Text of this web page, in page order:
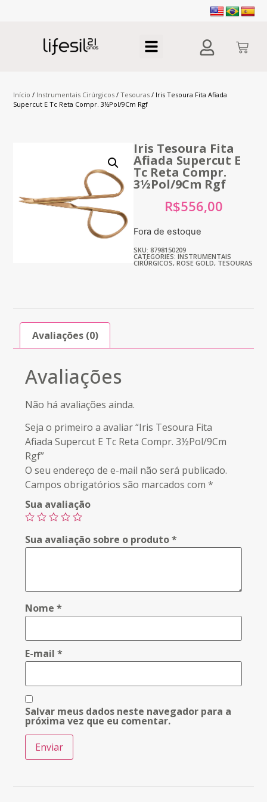
Início / Instrumentais Cirúrgicos /Tesouras / Iris Tesoura Fita Afiada
Supercut E Tc Reta Compr. 3½Pol/9Cm Rgf
Iris Tesoura Fita
Afiada Supercut E
Tc Reta Compr.
3½Pol/9Cm Rgf
R$556,00
Fora de estoque
SKU: 8798150209
CATEGORIES: INSTRUMENTAIS
CIRÚRGICOS, ROSE GOLD, TESOURAS
Avaliações (0)
Avaliações
Não há avaliações ainda.
Seja o primeiro a avaliar “Iris Tesoura Fita
Afiada Supercut E Tc Reta Compr. 3½Pol/9Cm
Rgf”
O seu endereço de e-mail não será publicado.
Campos obrigatórios são marcados com*
Sua avaliação
Sua avaliação sobre o produto*
Nome*
E-mail*
Salvar meus dados neste navegador para a
próxima vez que eu comentar.